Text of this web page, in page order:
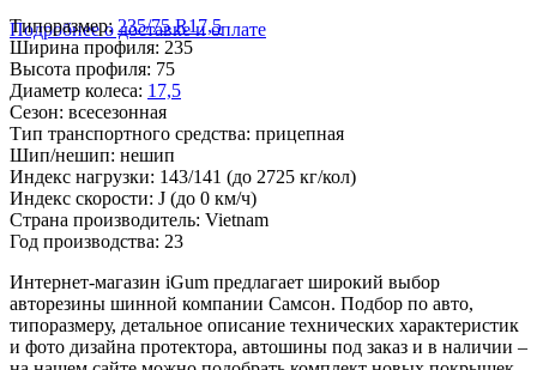
Подробнее о доставке и оплате
Типоразмер: 235/75 R17,5
Ширина профиля: 235
Высота профиля: 75
Диаметр колеса: 17,5
Сезон: всесезонная
Тип транспортного средства: прицепная
Шип/нешип: нешип
Индекс нагрузки: 143/141 (до 2725 кг/кол)
Индекс скорости: J (до 0 км/ч)
Страна производитель: Vietnam
Год производства: 23
Интернет-магазин iGum предлагает широкий выбор
авторезины шинной компании Самсон. Подбор по авто,
типоразмеру, детальное описание технических характеристик
и фото дизайна протектора, автошины под заказ и в наличии –